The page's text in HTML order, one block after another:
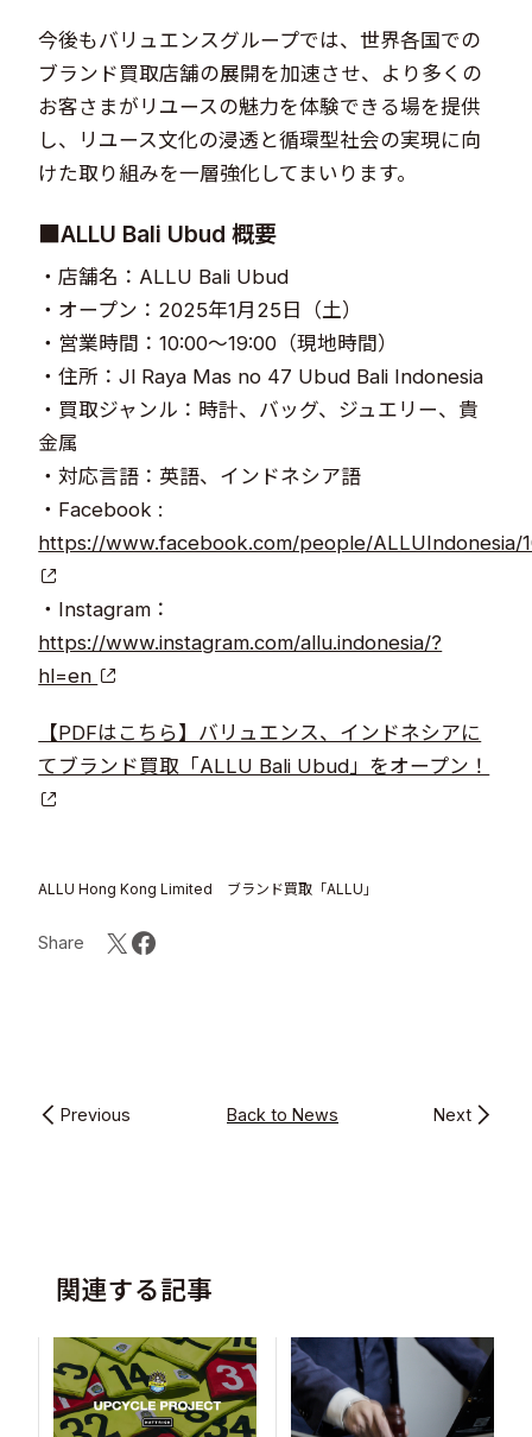
今後もバリュエンスグループでは、世界各国での
ブランド買取店舗の展開を加速させ、より多くの
お客さまがリユースの魅力を体験できる場を提供
し、リユース文化の浸透と循環型社会の実現に向
けた取り組みを一層強化してまいります。
■ALLU Bali Ubud 概要
・店舗名：ALLU Bali Ubud
・オープン：2025年1月25日（土）
・営業時間：10:00～19:00（現地時間）
・住所：Jl Raya Mas no 47 Ubud Bali Indonesia
・買取ジャンル：時計、バッグ、ジュエリー、貴
金属
・対応言語：英語、インドネシア語
・Facebook :
https://www.facebook.com/people/ALLUIndonesia/
・Instagram：
https://www.instagram.com/allu.indonesia/?
hl=en
【PDFはこちら】バリュエンス、インドネシアに
てブランド買取「ALLU Bali Ubud」をオープン！
ALLU Hong Kong Limited ブランド買取「ALLU」
Share
Previous Back to News Next
関連する記事